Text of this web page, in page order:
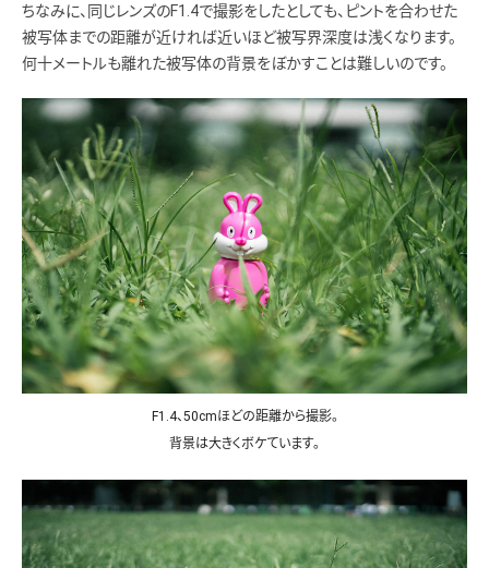
ちなみに、同じレンズのF1.4で撮影をしたとしても、ピントを合わせた
被写体までの距離が近ければ近いほど被写界深度は浅くなります。
何十メートルも離れた被写体の背景をぼかすことは難しいのです。
F1.4、50cmほどの距離から撮影。
背景は大きくボケています。